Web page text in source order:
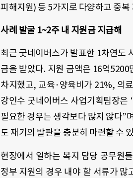
피해지원) 등 5가지로 다양하고 중복
사례 발굴 1~2주 내 지원금 지급해
최근 굿네이버스가 발표한 1차연도
금을 받았다. 지원 금액은 16억
차지했고, 교육·양육비가 21%, 의
강인수 굿네이버스 사업기획팀장은
필요한 경우는 생각보다 많지 않다”
도 재기의 발판을 충분히 마련할 수
현장에서 일하는 복지 담당 공무원
정부 지원의 경우 내야 할 서류가